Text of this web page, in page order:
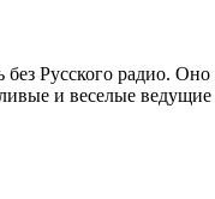
Русского радио.
и веселые